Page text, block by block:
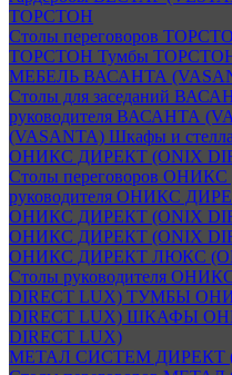
ТОРСТОН
Столы переговоров
ТОРСТОН Тумбы
МЕБЕЛЬ ВАСАНТА
Столы для заседаний
руководителя ВАСАНТА
(VASANTA) Шкафы и
ОНИКС ДИРЕКТ (ONIX
Столы переговоров
руководителя ОНИКС
ОНИКС ДИРЕКТ (ONIX
ОНИКС ДИРЕКТ (ONIX
ОНИКС ДИРЕКТ ЛЮКС
Столы руководителя
DIRECT LUX) ТУМБЫ
DIRECT LUX) ШКАФЫ
DIRECT LUX)
МЕТАЛ СИСТЕМ ДИРЕКТ